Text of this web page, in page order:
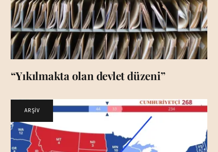
“Yıkılmakta olan devlet düzeni”
ARŞİV